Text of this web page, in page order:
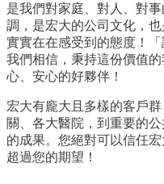
是我們對家庭、對人、對
調，是宏大的公司文化，
實實在在感受到的態度！
我們相信，秉持這份價值
心、安心的好夥伴！
宏大有龐大且多樣的客戶
關、各大醫院，到重要的
的成果。您絕對可以信任
超過您的期望！